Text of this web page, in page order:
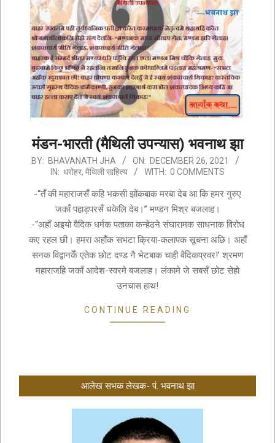
मंडन-भारती (मैथिली उपन्यास) भवनाथ झा
2021-
26
BY: BHAVANATH JHA ON: DECEMBER 26, 2021
IN: धरोहर, मैथिली साहित्य WITH: 0 COMMENTS
-“तँ की महाराजसँ कहि भकसी झोंकबाक मरबा देब आ कि हमर गुरुए
जकाँ पहाड़परसँ धकेलि देब।” मण्डन मिश्र बजलाह।
-“अहाँ अइयो वैदिक धर्मक पताका कन्हेठने संघारामक साधनाक विरोध
कए रहल छी। हमरा अहाँक सभटा क्रिया-कलापक सूचना अछि। अहाँ
सनक विद्वानकेँ एतेक छोट दण्ड नै भेटबाक चाही वैदिकप्रवर!’ श्रमण
महाराजहि जकाँ आदेश-स्वरमे बजलाह। लंकामे जे सबसँ छोट सेहो
उनचास हाथ!
CONTINUE READING
आलेख सभक लेखक- पं. भवनाथ झा